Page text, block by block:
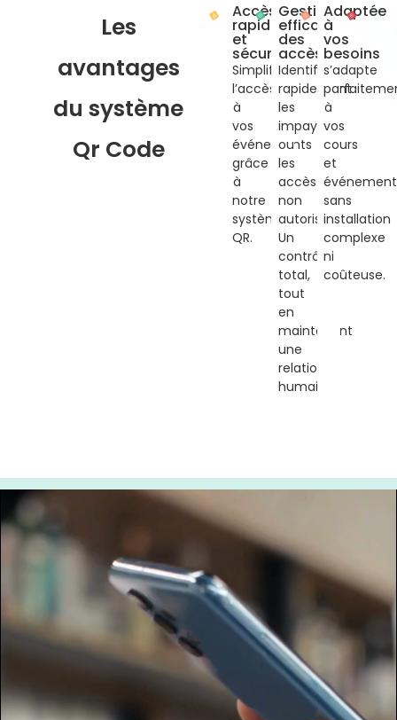
Les
avantages
du système
Qr Code
Accès
rapide
et
sécurisé
Simplifiez
l’accès
à
vos
événements
grâce
à
notre
système
QR.
Gestion
efficace
des
accès
Identifiez
rapidement
les
impayés
ou
les
accès
non
autorisés.
Un
contrôle
total,
tout
en
maintenant
une
relation
humaine
Adaptée
à
vos
besoins
s’adapte
à
vos
cours
et
sans
installation
complexe
ni
coûteuse.